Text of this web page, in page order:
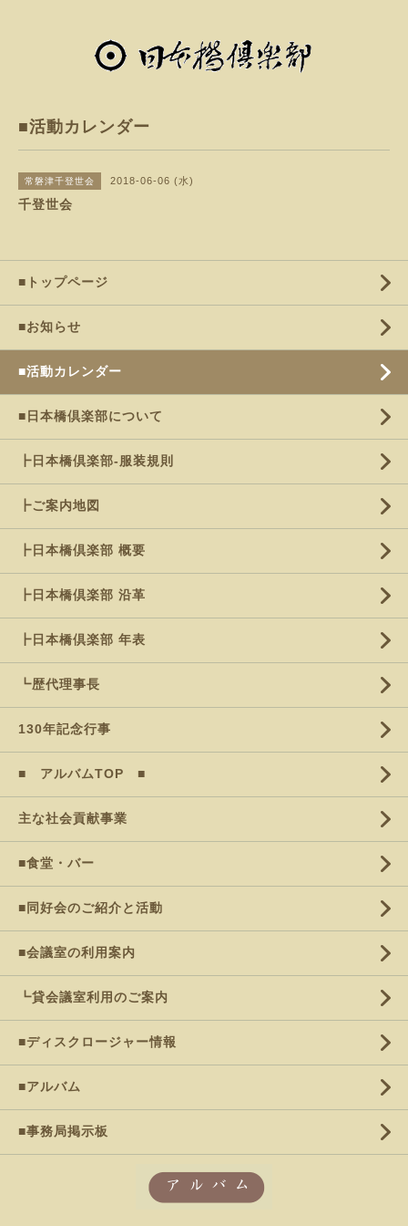
■活動カレンダー
常磐津千登世会 2018-06-06 (水)
千登世会
■トップページ
■お知らせ
■活動カレンダー
■日本橋倶楽部について
┣日本橋倶楽部-服装規則
┣ご案内地図
┣日本橋倶楽部 概要
┣日本橋倶楽部 沿革
┣日本橋倶楽部 年表
┗歴代理事長
130年記念行事
■ アルバムTOP ■
主な社会貢献事業
■食堂・バー
■同好会のご紹介と活動
■会議室の利用案内
┗貸会議室利用のご案内
■ディスクロージャー情報
■アルバム
■事務局掲示板